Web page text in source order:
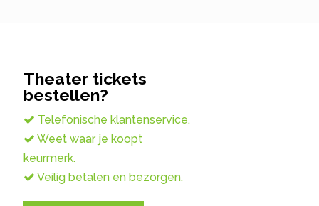
Theater tickets
bestellen?
Telefonische klantenservice.
Weet waar je koopt
keurmerk.
Veilig betalen en bezorgen.